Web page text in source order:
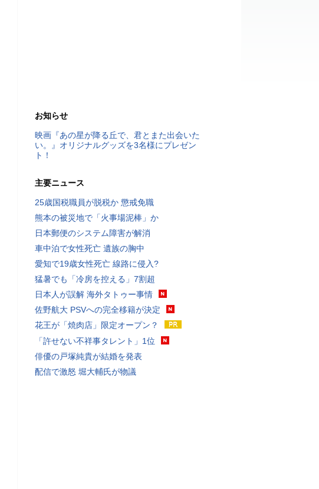
お知らせ
映画『あの星が降る丘で、君とまた出会いた
い。』オリジナルグッズを3名様にプレゼン
ト！
主要ニュース
25歳国税職員が脱税か 懲戒免職
熊本の被災地で「火事場泥棒」か
日本郵便のシステム障害が解消
車中泊で女性死亡 遺族の胸中
愛知で19歳女性死亡 線路に侵入?
猛暑でも「冷房を控える」7割超
日本人が誤解 海外タトゥー事情
佐野航大 PSVへの完全移籍が決定
花王が「焼肉店」限定オープン？
「許せない不祥事タレント」1位
俳優の戸塚純貴が結婚を発表
配信で激怒 堀大輔氏が物議